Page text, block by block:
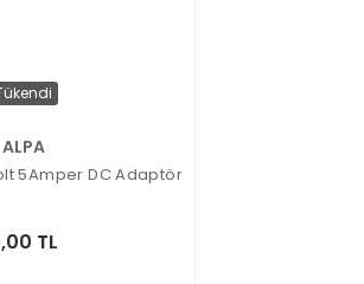
ALPA
5Amper DC Adaptör
TL